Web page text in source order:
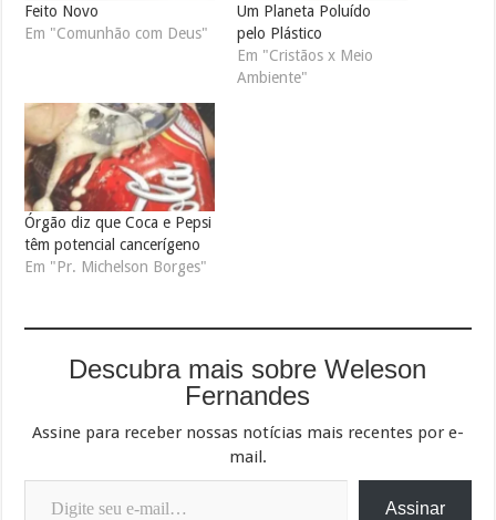
Feito Novo
Em "Comunhão com Deus"
Um Planeta Poluído
pelo Plástico
Em "Cristãos x Meio
Ambiente"
Órgão diz que Coca e Pepsi
têm potencial cancerígeno
Em "Pr. Michelson Borges"
Descubra mais sobre Weleson
Fernandes
Assine para receber nossas notícias mais recentes por e-
mail.
Digite seu e-mail…
Assinar